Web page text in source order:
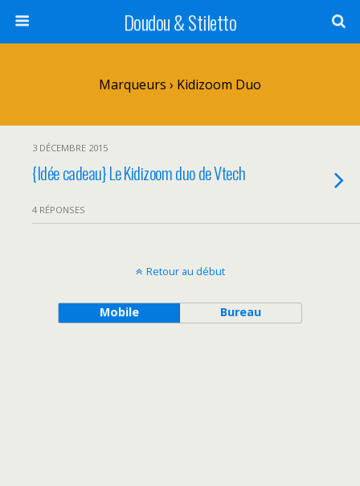
Doudou & Stiletto
Marqueurs › Kidizoom Duo
3 DÉCEMBRE 2015
{Idée cadeau} Le Kidizoom duo de Vtech
4 RÉPONSES
Retour au début
Mobile Bureau